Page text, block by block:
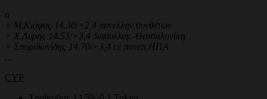
α
+ Μ.Κιάφας 14.30/+2,4 πανελλην.συνθέτων
+ Χ.Λυρης 14.53/+3,4 διασυλλογ.-Θεσσαλονίκη
+ Σπυριδωνίδης 14.70/+3,4 ce πανεπ.ΗΠΑ
…
CYP